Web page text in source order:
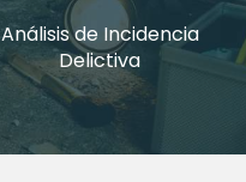
Análisis de Incidencia
Delictiva